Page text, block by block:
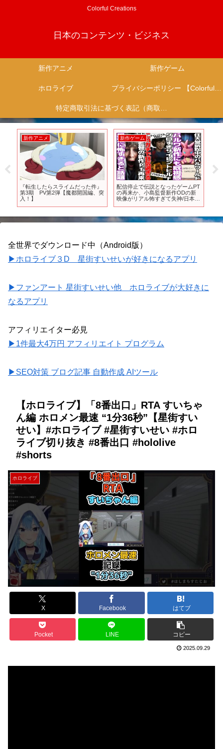
Colorful Creations
日本のコンテンツ・ビジネス
新作アニメ 新作ゲーム
ホロライブ プライバシーポリシー 【Colorful Creation】
特定商取引法に基づく表記（商取引に関する開示）
新作アニメ
『転生したらスライムだった件』
第3期 PV第2弾【魔都開国編、突
入！】
新作ゲーム
配信停止で伝説となったゲームPT
の再来か、小島監督新作ODの新
映像がリアル怖すぎて失神/日本舞
爆発でもかなり良い/パルワールド
新作に既視感
全世界でダウンロード中（Android版）
▶ホロライブ３D 星街すいせいが好きになるアプリ
▶ファンアート 星街すいせい他 ホロライブが大好きに
なるアプリ
アフィリエイター必見
▶1件最大4万円 アフィリエイト プログラム
▶SEO対策 ブログ記事 自動作成 AIツール
【ホロライブ】「8番出口」RTA すいちゃ
ん編 ホロメン最速 “1分36秒”【星街すい
せい】#ホロライブ #星街すいせい #ホロ
ライブ切り抜き #8番出口 #hololive
#shorts
ホロライブ
X Facebook はてブ
Pocket LINE コピー
2025.09.29